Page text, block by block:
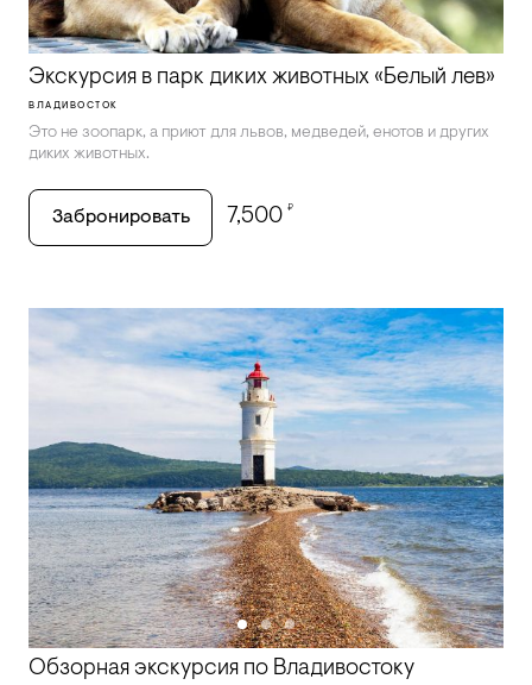
Экскурсия в парк диких животных «Белый лев»
ВЛАДИВОСТОК
Это не зоопарк, а приют для львов, медведей, енотов и других
диких животных.
Забронировать 7,500 ₽
Обзорная экскурсия по Владивостоку